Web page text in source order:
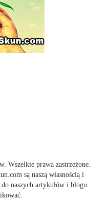
Wszelkie prawa zastrzeżone.
są naszą własnością i
naszych artykułów i blogu